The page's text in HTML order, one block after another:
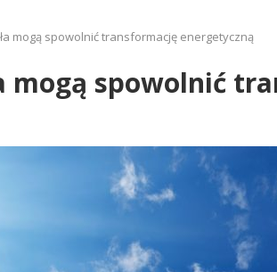
mogą spowolnić transformację energetyczną
mogą spowolnić